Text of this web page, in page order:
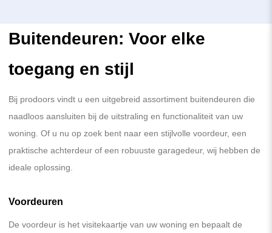
Buitendeuren: Voor elke
toegang en stijl
Bij prodoors vindt u een uitgebreid assortiment buitendeuren die
naadloos aansluiten bij de uitstraling en functionaliteit van uw
woning. Of u nu op zoek bent naar een stijlvolle voordeur, een
praktische achterdeur of een robuuste garagedeur, wij hebben de
ideale oplossing.
Voordeuren
De voordeur is het visitekaartje van uw woning en bepaalt de